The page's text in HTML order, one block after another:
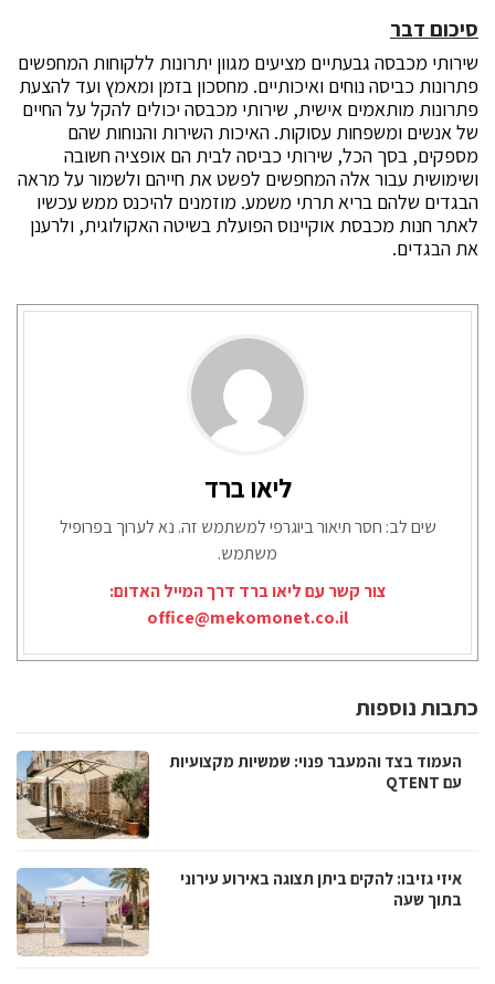
סיכום דבר
שירותי מכבסה גבעתיים מציעים מגוון יתרונות ללקוחות המחפשים
פתרונות כביסה נוחים ואיכותיים. מחסכון בזמן ומאמץ ועד להצעת
פתרונות מותאמים אישית, שירותי מכבסה יכולים להקל על החיים
של אנשים ומשפחות עסוקות. האיכות השירות והנוחות שהם
מספקים, בסך הכל, שירותי כביסה לבית הם אופציה חשובה
ושימושית עבור אלה המחפשים לפשט את חייהם ולשמור על מראה
הבגדים שלהם בריא תרתי משמע. מוזמנים להיכנס ממש עכשיו
לאתר חנות מכבסת אוקיינוס הפועלת בשיטה האקולוגית, ולרענן
את הבגדים.
ליאו ברד
שים לב: חסר תיאור ביוגרפי למשתמש זה. נא לערוך בפרופיל
משתמש.
צור קשר עם ליאו ברד דרך המייל האדום:
office@mekomonet.co.il
כתבות נוספות
העמוד בצד והמעבר פנוי: שמשיות מקצועיות
עם QTENT
איזי גזיבו: להקים ביתן תצוגה באירוע עירוני
בתוך שעה